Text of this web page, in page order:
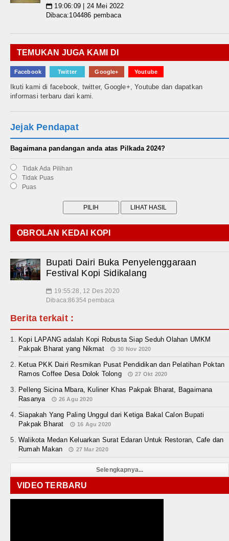
📅 19:06:09 | 24 Mei 2022
Dibaca:104486 pembaca
TEMUKAN JUGA KAMI DI
Facebook Twitter Google+ Youtube
Ikuti kami di facebook, twitter, Google+, Youtube dan dapatkan
informasi terbaru dari kami.
Jejak Pendapat
Bagaimana pandangan anda atas Pilkada 2024?
Tidak Ada Pilihan
Tidak Puas
Puas
OBROLAN KEDAI KOPI
Bupati Dairi Buka Penyelenggaraan
Festival Kopi Sidikalang
📅 19:55:28, 12 Des 2020
Dibaca:86354 pembaca
Berita terkait :
Kopi LAPANG adalah Kopi Robusta Siap Seduh Olahan UMKM
Pakpak Bharat yang Nikmat
30 Nov 2020
Ketua PKK Dairi Resmikan Pusat Pendidikan dan Pelatihan Poktan
Ramos Coffee Desa Dolok Tolong
27 Okt 2020
Pelleng Sicina Mbara, Kuliner Khas Pakpak Bharat, Bagaimana
Rasanya
26 Agu 2020
Siapakah Yang Paling Unggul dari Ketiga Bakal Calon Bupati
Pakpak Bharat
16 Agu 2020
Walikota Medan Keluarkan Surat Edaran Untuk Restoran, Cafe dan
Rumah Makan
27 Mar 2020
Selengkapnya...
VIDEO TERBARU